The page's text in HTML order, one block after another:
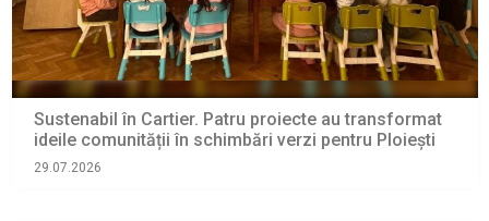
Sustenabil în Cartier. Patru proiecte au transformat
ideile comunității în schimbări verzi pentru Ploiești
29.07.2026